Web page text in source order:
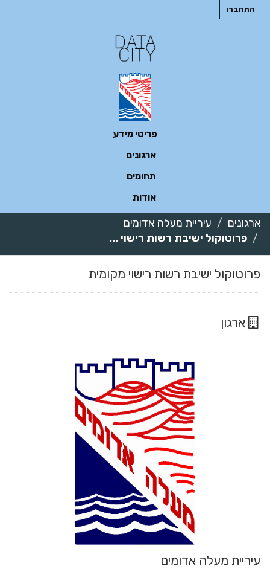
התחברו
פריטי מידע
ארגונים
תחומים
אודות
ארגונים
עיריית מעלה אדומים
פרוטוקול ישיבת רשות רישוי ...
פרוטוקול ישיבת רשות רישוי מקומית
ארגון
עיריית מעלה אדומים